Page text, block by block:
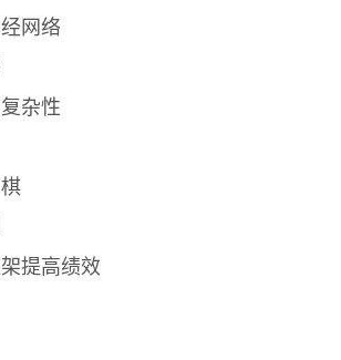
网络
杂性
提高绩效